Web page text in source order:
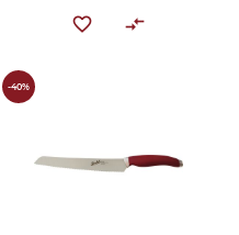
-40%